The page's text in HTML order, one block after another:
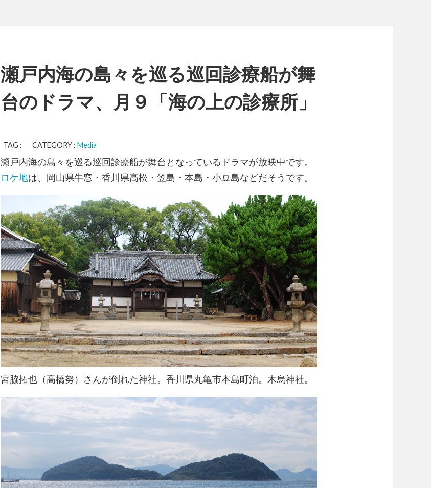
瀬戸内海の島々を巡る巡回診療船が舞
台のドラマ、月９「海の上の診療所」
TAG : CATEGORY : Media
瀬戸内海の島々を巡る巡回診療船が舞台となっているドラマが放映中です。
ロケ地は、岡山県牛窓・香川県高松・笠島・本島・小豆島などだそうです。
宮脇拓也（高橋努）さんが倒れた神社。香川県丸亀市本島町泊。木烏神社。